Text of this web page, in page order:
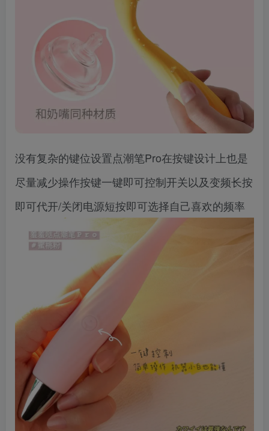
没有复杂的键位设置点潮笔Pro在按键设计上也是
尽量减少操作按键一键即可控制开关以及变频长按
即可代开/关闭电源短按即可选择自己喜欢的频率